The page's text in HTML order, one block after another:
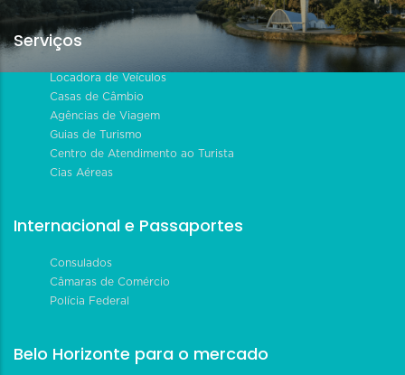
Serviços
Locadora de Veículos
Casas de Câmbio
Agências de Viagem
Guias de Turismo
Centro de Atendimento ao Turista
Cias Aéreas
Internacional e Passaportes
Consulados
Câmaras de Comércio
Polícia Federal
Belo Horizonte para o mercado